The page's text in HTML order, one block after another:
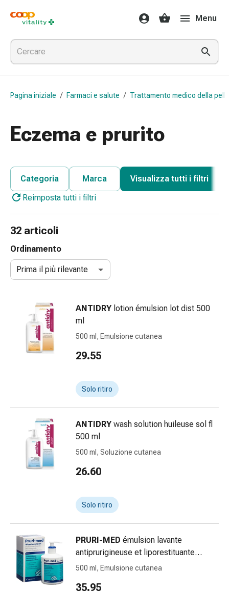
Farmaci
e
salute
Influenza
e
raffreddore
per
Farmaci
raffreddore
Tosse
e
bronchite
accessori
Detergente
naso
Raffreddore
delle
ferite
delle
ustioni
Bende
Medicazioni
dita
Bende
di
fissaggio
Garza
Menu
Pagina iniziale / Farmaci e salute / Trattamento medico della pelle
Eczema e prurito
Categoria Marca
Visualizza tutti i filtri
Reimposta tutti i filtri
32 articoli
Ordinamento
Prima il più rilevante
ANTIDRY lotion émulsion lot dist 500
ml
500 ml, Emulsione cutanea
29.55
Solo ritiro
ANTIDRY wash solution huileuse sol fl
500 ml
500 ml, Soluzione cutanea
26.60
Solo ritiro
PRURI-MED émulsion lavante
antiprurigineuse et liporestituante
émuls pH 5.5 dist 500 ml
500 ml, Emulsione cutanea
35.95